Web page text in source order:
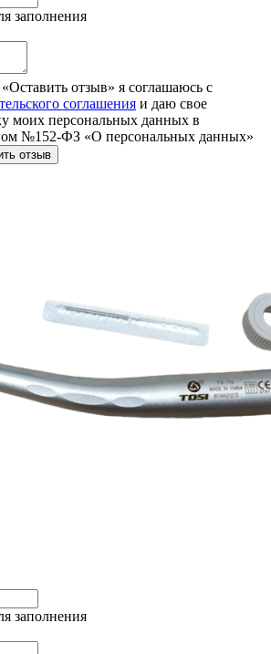
заполнения
отзыв» я соглашаюсь с
соглашения и даю свое
моих персональных данных в
№152-ФЗ «О персональных данных»
отзыв
заполнения